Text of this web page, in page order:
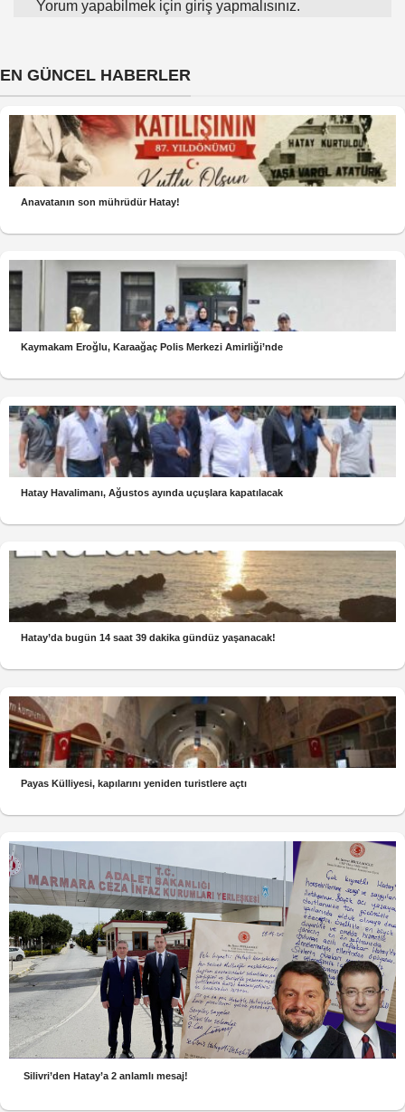
Yorum yapabilmek için giriş yapmalısınız.
EN GÜNCEL HABERLER
Anavatanın son mührüdür Hatay!
Kaymakam Eroğlu, Karaağaç Polis Merkezi Amirliği’nde
Hatay Havalimanı, Ağustos ayında uçuşlara kapatılacak
Hatay’da bugün 14 saat 39 dakika gündüz yaşanacak!
Payas Külliyesi, kapılarını yeniden turistlere açtı
Silivri’den Hatay’a 2 anlamlı mesaj!